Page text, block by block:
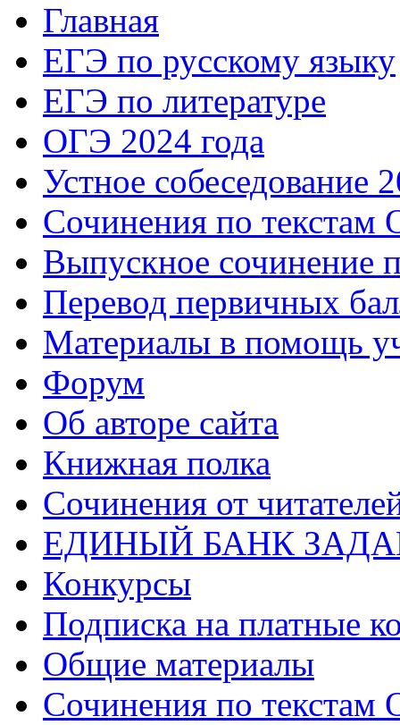
Главная
ЕГЭ по русскому языку
ЕГЭ по литературе
ОГЭ 2024 года
Устное собеседование
Сочинения по текстам
Выпускное сочинение
Перевод первичных
Материалы в помощь
Форум
Об авторе сайта
Книжная полка
Cочинения от
ЕДИНЫЙ БАНК
Конкурсы
Подписка на платные
Общие материалы
Сочинения по текстам